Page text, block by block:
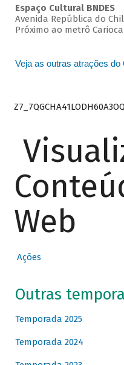
Espaço Cultural BNDES
Avenida República do
Próximo ao metrô Carioca
Veja as outras atrações
Web
Ações
Outras
Temporada 2025
Temporada 2024